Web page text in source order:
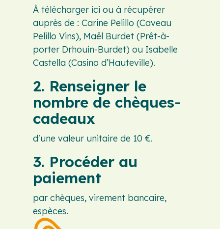
À télécharger ici ou à récupérer
auprès de : Carine Pelillo (Caveau
Pelillo Vins), Maël Burdet (Prêt-à-
porter Drhouin-Burdet) ou Isabelle
Castella (Casino d’Hauteville).
2. Renseigner le
nombre de chèques-
cadeaux
d'une valeur unitaire de 10 €.
3. Procéder au
paiement
par chèques, virement bancaire,
espèces.